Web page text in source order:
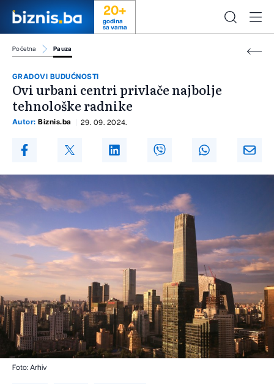
20+
godina
sa vama
Početna Pauza
GRADOVI BUDUĆNOSTI
Ovi urbani centri privlače najbolje
tehnološke radnike
Autor: Biznis.ba 29. 09. 2024.
Foto: Arhiv